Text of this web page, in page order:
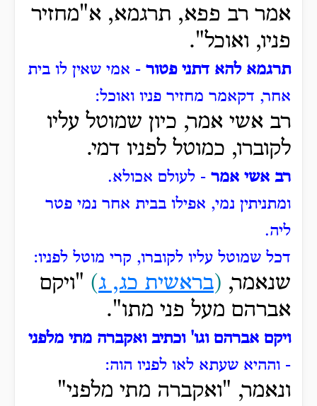
אמר רב פפא, תרגמא, א"מחזיר
פניו, ואוכל".
תרגמא להא דתני פטור - אמי שאין לו בית
אחר, דקאמר מחזיר פניו ואוכל:
רב אשי אמר, כיון שמוטל עליו
לקוברו, כמוטל לפניו דמי.
רב אשי אמר - לעולם אכולא.
ומתניתין נמי, אפילו בבית אחר נמי פטר
ליה.
דכל שמוטל עליו לקוברו, קרי מוטל לפניו:
שנאמר, (בראשית כג, ג) "ויקם
אברהם מעל פני מתו".
ויקם אברהם וגו' וכתיב ואקברה מתי מלפני
- וההיא שעתא לאו לפניו הוה:
ונאמר, "ואקברה מתי מלפני"